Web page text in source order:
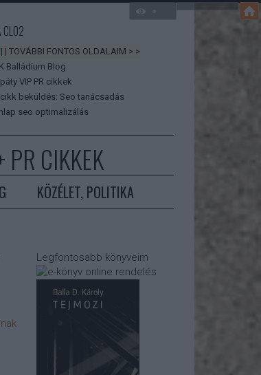
CLO2
| | TOVÁBBI FONTOS OLDALAIM > >
Balládium Blog
VIP PR cikkek
cikk beküldés: Seo tanácsadás
seo optimalizálás
PR CIKKEK
KÖZÉLET, POLITIKA
Legfontosabb könyveim